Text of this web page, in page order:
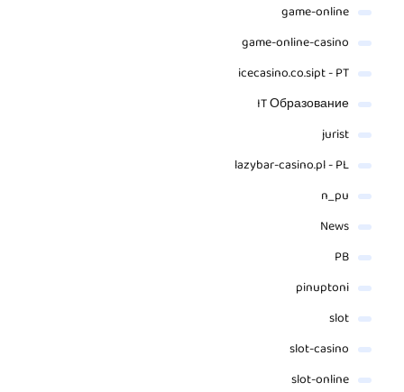
game-online
game-online-casino
icecasino.co.sipt - PT
IT Образование
jurist
lazybar-casino.pl - PL
n_pu
News
PB
pinuptoni
slot
slot-casino
slot-online